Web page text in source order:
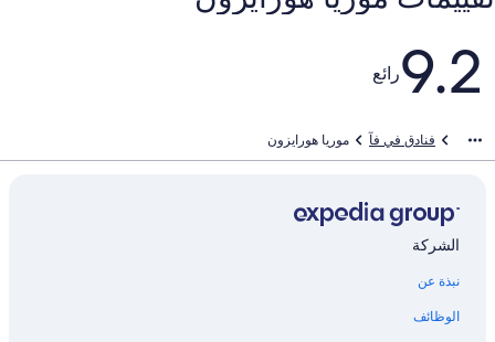
التقييمات
9.2رائع
فنادق في فآ موريا هورايزون
الشركة
نبذة عن
الوظائف